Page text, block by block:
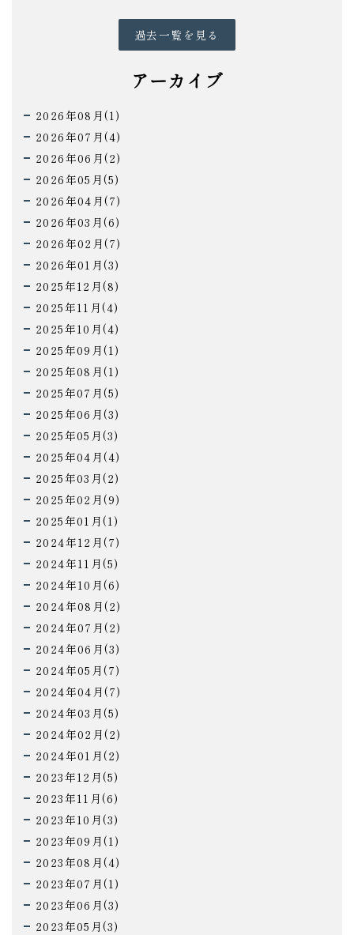
過去一覧を見る
アーカイブ
2026年08月(1)
2026年07月(4)
2026年06月(2)
2026年05月(5)
2026年04月(7)
2026年03月(6)
2026年02月(7)
2026年01月(3)
2025年12月(8)
2025年11月(4)
2025年10月(4)
2025年09月(1)
2025年08月(1)
2025年07月(5)
2025年06月(3)
2025年05月(3)
2025年04月(4)
2025年03月(2)
2025年02月(9)
2025年01月(1)
2024年12月(7)
2024年11月(5)
2024年10月(6)
2024年08月(2)
2024年07月(2)
2024年06月(3)
2024年05月(7)
2024年04月(7)
2024年03月(5)
2024年02月(2)
2024年01月(2)
2023年12月(5)
2023年11月(6)
2023年10月(3)
2023年09月(1)
2023年08月(4)
2023年07月(1)
2023年06月(3)
2023年05月(3)